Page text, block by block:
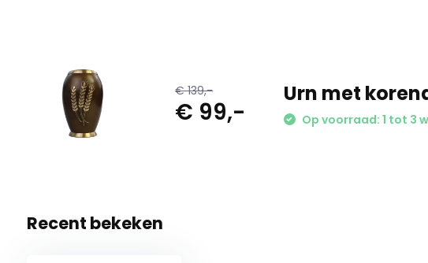
€ 139,-
€ 99,-
Urn met
Op voorraad: 1 tot 3
Recent bekeken